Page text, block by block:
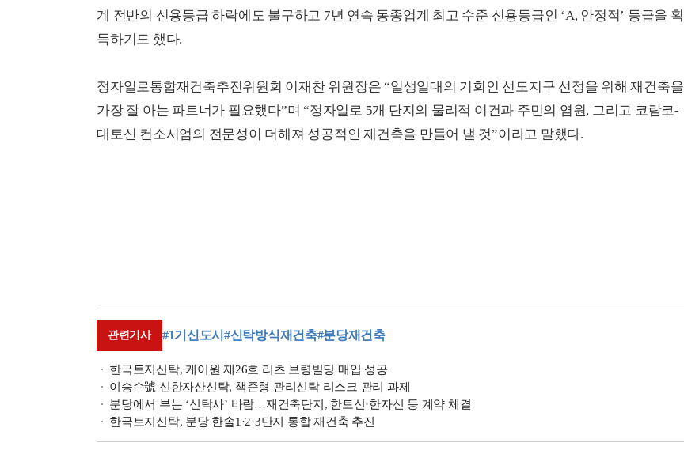
계 전반의 신용등급 하락에도 불구하고 7년 연속 동종업계 최고 수준 신용등급인 ‘A, 안정적’ 등급을 획
득하기도 했다.
정자일로통합재건축추진위원회 이재찬 위원장은 “일생일대의 기회인 선도지구 선정을 위해 재건축을
가장 잘 아는 파트너가 필요했다”며 “정자일로 5개 단지의 물리적 여건과 주민의 염원, 그리고 코람코-
대토신 컨소시엄의 전문성이 더해져 성공적인 재건축을 만들어 낼 것”이라고 말했다.
관련기사 #1기신도시#신탁방식재건축#분당재건축
한국토지신탁, 케이원 제26호 리츠 보령빌딩 매입 성공
이승수號 신한자산신탁, 책준형 관리신탁 리스크 관리 과제
분당에서 부는 ‘신탁사’ 바람…재건축단지, 한토신·한자신 등 계약 체결
한국토지신탁, 분당 한솔1·2·3단지 통합 재건축 추진